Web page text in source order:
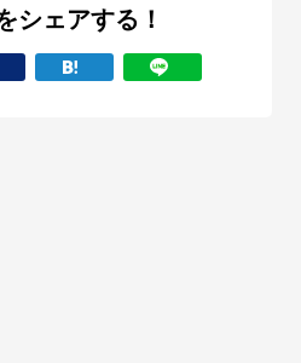
シェアする！